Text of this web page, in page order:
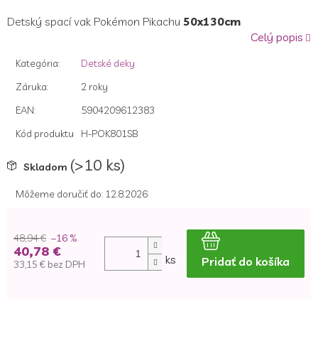
produktu
Detský spací vak Pokémon Pikachu 50x130cm
Celý popis
Kategória:
Detské deky
Záruka:
2 roky
EAN:
5904209612383
Kód produktu
H-POK801SB
Skladom (>10 ks)
Môžeme doručiť do: 12.8.2026
48,94 € –16 %
40,78 €
33,15 € bez DPH ks Pridať do košíka